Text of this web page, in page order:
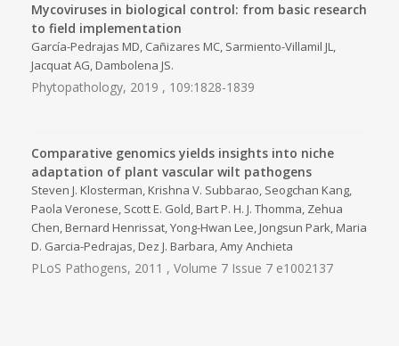
Mycoviruses in biological control: from basic research
to field implementation
García-Pedrajas MD, Cañizares MC, Sarmiento-Villamil JL,
Jacquat AG, Dambolena JS.
Phytopathology, 2019 , 109:1828-1839
Comparative genomics yields insights into niche
adaptation of plant vascular wilt pathogens
Steven J. Klosterman, Krishna V. Subbarao, Seogchan Kang,
Paola Veronese, Scott E. Gold, Bart P. H. J. Thomma, Zehua
Chen, Bernard Henrissat, Yong-Hwan Lee, Jongsun Park, Maria
D. Garcia-Pedrajas, Dez J. Barbara, Amy Anchieta
PLoS Pathogens, 2011 , Volume 7 Issue 7 e1002137